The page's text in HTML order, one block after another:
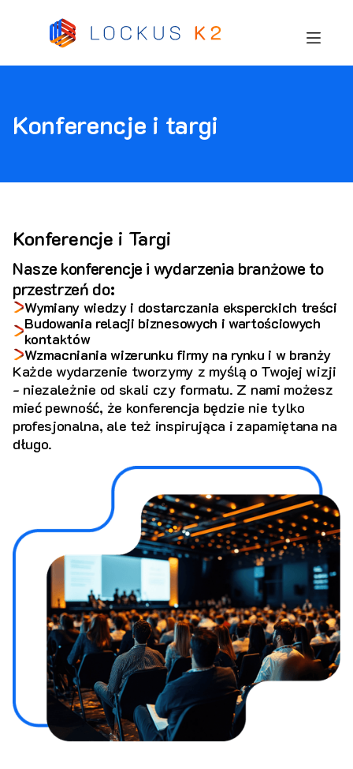
Konferencje i targi
Konferencje i Targi
Nasze konferencje i wydarzenia branżowe to
przestrzeń do:
Wymiany wiedzy i dostarczania eksperckich treści
Budowania relacji biznesowych i wartościowych
kontaktów
Wzmacniania wizerunku firmy na rynku i w branży
Każde wydarzenie tworzymy z myślą o Twojej wizji
- niezależnie od skali czy formatu. Z nami możesz
mieć pewność, że konferencja będzie nie tylko
profesjonalna, ale też inspirująca i zapamiętana na
długo.